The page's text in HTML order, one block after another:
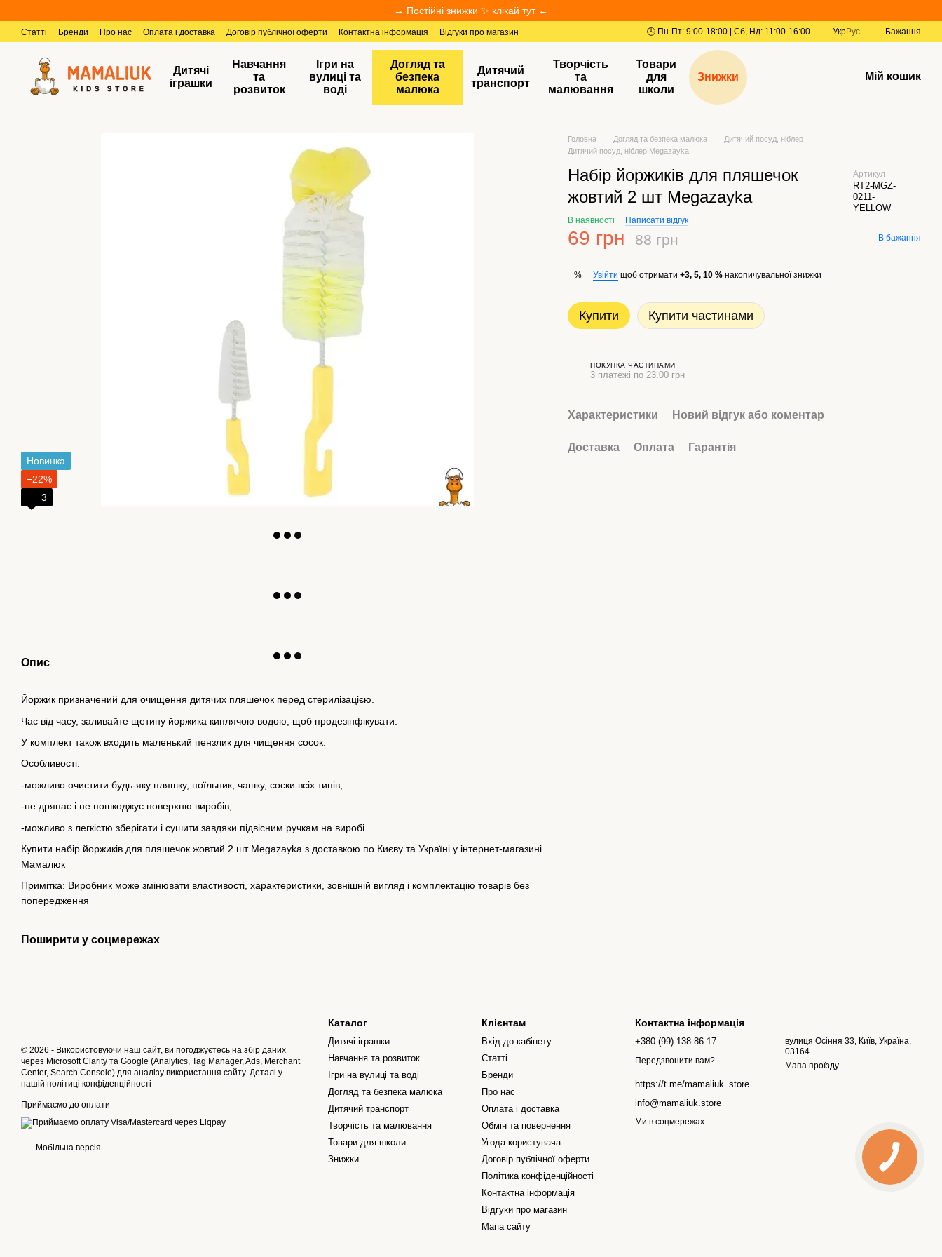
→ Постійні знижки ✨ клікай тут ←
Статті Бренди Про нас Оплата і доставка Договір публічної оферти Контактна інформація Відгуки про магазин УкрРус Бажання
Дитячі
іграшки
Навчання
та
розвиток
Ігри на
вулиці та
воді
Догляд та
безпека
малюка
Дитячий
транспорт
Творчість
та
малювання
Товари
для
школи
Знижки Мій кошик
Новинка
−22%
3
Опис
Йоржик призначений для очищення дитячих пляшечок перед стерилізацією.
Час від часу, заливайте щетину йоржика киплячою водою, щоб продезінфікувати.
У комплект також входить маленький пензлик для чищення сосок.
Особливості:
-можливо очистити будь-яку пляшку, поїльник, чашку, соски всіх типів;
-не дряпає і не пошкоджує поверхню виробів;
-можливо з легкістю зберігати і сушити завдяки підвісним ручкам на виробі.
Купити набір йоржиків для пляшечок жовтий 2 шт Megazayka з доставкою по Києву та Україні у інтернет-магазині
Мамалюк
Примітка: Виробник може змінювати властивості, характеристики, зовнішній вигляд і комплектацію товарів без
попередження
Поширити у соцмережах
Головна Догляд та безпека малюка
Дитячий посуд, ніблер
Дитячий посуд, ніблер Megazayka
Набір йоржиків для пляшечок
жовтий 2 шт Megazayka
Артикул
RT2-MGZ-
0211-
YELLOW
В наявності Написати відгук
69 грн 88 грн В бажання
% Увійти щоб отримати+3, 5, 10 % накопичувальної знижки
Купити Купити частинами
ПОКУПКА ЧАСТИНАМИ
3 платежі по 23.00 грн
Характеристики Новий відгук або коментар
Доставка Оплата Гарантія
© 2026 - Використовуючи наш сайт, ви погоджуєтесь на збір даних
через Microsoft Clarity та Google (Analytics, Tag Manager, Ads, Merchant
Center, Search Console) для аналізу використання сайту. Деталі у
нашій політиці конфіденційності
Приймаємо до оплати
Мобільна версія
Каталог
Дитячі іграшки
Навчання та розвиток
Ігри на вулиці та воді
Догляд та безпека малюка
Дитячий транспорт
Творчість та малювання
Товари для школи
Знижки
Клієнтам
Вхід до кабінету
Статті
Бренди
Про нас
Оплата і доставка
Обмін та повернення
Угода користувача
Договір публічної оферти
Політика конфіденційності
Контактна інформація
Відгуки про магазин
Мапа сайту
Контактна інформація
+380 (99) 138-86-17
Передзвонити вам?
https://t.me/mamaliuk_store
info@mamaliuk.store
вулиця Осіння 33, Київ, Україна,
03164
Мапа проїзду
Ми в соцмережах